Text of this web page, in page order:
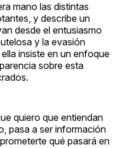
mano las distintas
y describe un
desde el entusiasmo
y la evasión
insiste en un enfoque
sobre esta
quiero que entiendan
pasa a ser información
qué pasará en